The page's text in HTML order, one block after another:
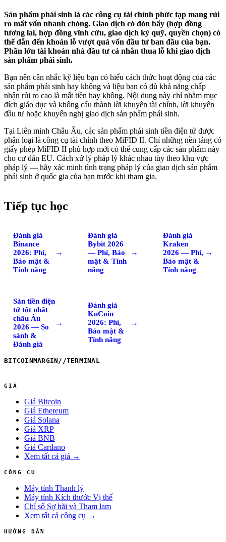
Sản phẩm phái sinh là các công cụ tài chính phức tạp mang rủi
ro mất vốn nhanh chóng. Giao dịch có đòn bẩy (hợp đồng
tương lai, hợp đồng vĩnh cửu, giao dịch ký quỹ, quyền chọn) có
thể dẫn đến khoản lỗ vượt quá vốn đầu tư ban đầu của bạn.
Phần lớn tài khoản nhà đầu tư cá nhân thua lỗ khi giao dịch
sản phẩm phái sinh.
Bạn nên cân nhắc kỹ liệu bạn có hiểu cách thức hoạt động của các
sản phẩm phái sinh hay không và liệu bạn có đủ khả năng chấp
nhận rủi ro cao là mất tiền hay không. Nội dung này chỉ nhằm mục
đích giáo dục và không cấu thành lời khuyên tài chính, lời khuyên
đầu tư hoặc khuyến nghị giao dịch sản phẩm phái sinh.
Tại Liên minh Châu Âu, các sản phẩm phái sinh tiền điện tử được
phân loại là công cụ tài chính theo MiFID II. Chỉ những nền tảng có
giấy phép MiFID II phù hợp mới có thể cung cấp các sản phẩm này
cho cư dân EU. Cách xử lý pháp lý khác nhau tùy theo khu vực
pháp lý — hãy xác minh tình trạng pháp lý của giao dịch sản phẩm
phái sinh ở quốc gia của bạn trước khi tham gia.
Tiếp tục học
Đánh giá
Binance
2026: Phí,
Bảo mật &
Tính năng
→
Đánh giá
Bybit 2026
— Phí, Bảo
mật & Tính
năng
→
Đánh giá
Kraken
2026 — Phí,
Bảo mật &
Tính năng
→
Sàn tiền điện
tử tốt nhất
châu Âu
2026 — So
sánh &
Đánh giá
→
Đánh giá
KuCoin
2026: Phí,
Bảo mật &
Tính năng
→
BITCOINMARGIN //TERMINAL
GIÁ
Giá Bitcoin
Giá Ethereum
Giá Solana
Giá XRP
Giá BNB
Giá Cardano
Xem tất cả giá →
CÔNG CỤ
Máy tính Thanh lý
Máy tính Kích thước Vị thế
Chỉ số Sợ hãi và Tham lam
Xem tất cả công cụ →
HƯỚNG DẪN